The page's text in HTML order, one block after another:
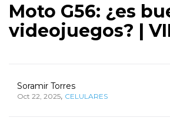
Moto G56: ¿es
videojuegos? |
Soramir Torres
Oct 22, 2025, CELULARES